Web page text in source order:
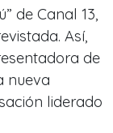
de Canal 13,
Así,
de
nueva
liderado